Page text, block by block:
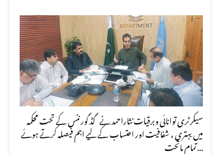
سیکرٹری توانائی وبرقیات نثاراحمد نے گڈ گورننس کے تحت محکمہ
میں بہتری ، شفافیت اور احتساب کے لیے اہم فیصلہ کرتے ہوئے
تمام ماتحت...